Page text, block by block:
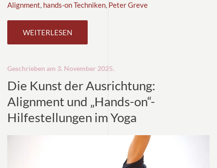
Alignment, hands-on Techniken, Peter Greve
WEITERLESEN
Geschrieben am 3. November 2025.
Die Kunst der Ausrichtung:
Alignment und „Hands-on“-
Hilfestellungen im Yoga